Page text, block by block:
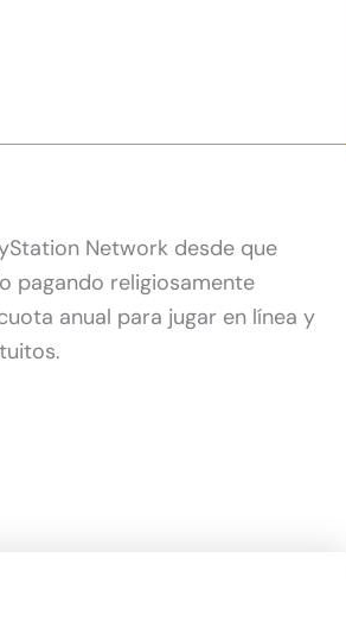
Network desde que
pagando religiosamente
anual para jugar en línea y